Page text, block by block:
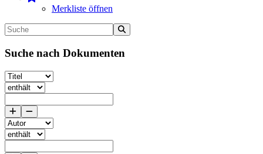
Merkliste öffnen
Suche nach Dokumenten